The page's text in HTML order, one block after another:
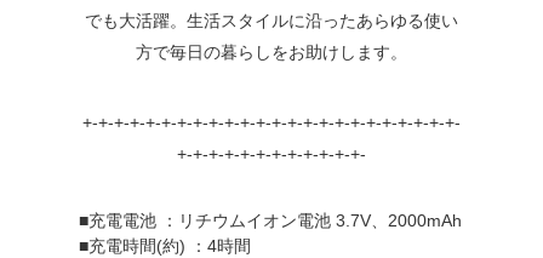
でも大活躍。生活スタイルに沿ったあらゆる使い
方で毎日の暮らしをお助けします。
+-+-+-+-+-+-+-+-+-+-+-+-+-+-+-+-+-+-+-+-+-+-+-+-
+-+-+-+-+-+-+-+-+-+-+-+-
■充電電池 ：リチウムイオン電池 3.7V、2000mAh
■充電時間(約) ：4時間